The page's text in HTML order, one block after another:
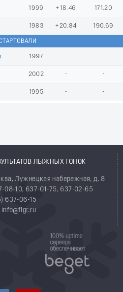
1999 +18.46 171.20
1983 +20.84 190.69
1997 - -
2002 - -
1995 - -
ЛЫЖНЫХ ГОНОК
Лужнецкая набережная, д. 8
08-10, 637-01-75, 637-02-65
637-06-15
info@flgr.ru